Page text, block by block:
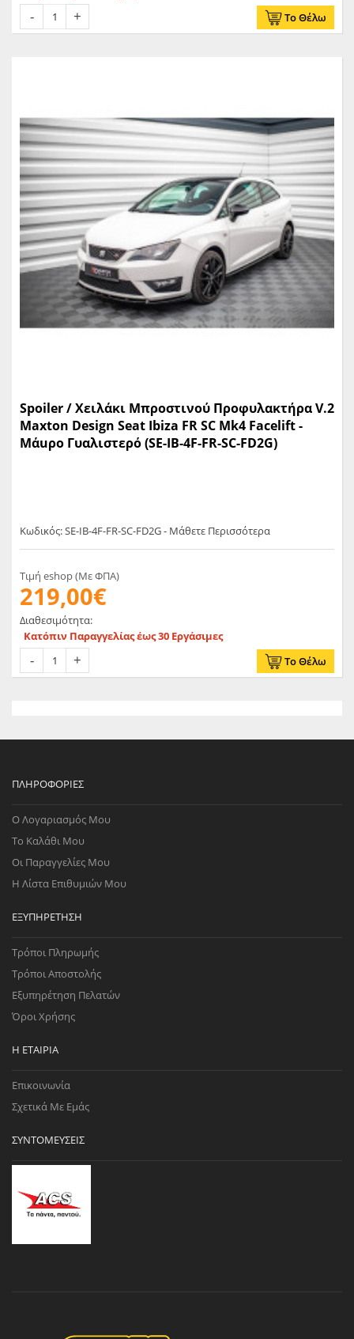
Το Θέλω
Spoiler / Χειλάκι Μπροστινού Προφυλακτήρα V.2
Maxton Design Seat Ibiza FR SC Mk4 Facelift -
Μάuρο Γυαλιστερό (SE-IB-4F-FR-SC-FD2G)
Κωδικός: SE-IB-4F-FR-SC-FD2G - Μάθετε Περισσότερα
Τιμή eshop (Με ΦΠΑ)
219,00€
Διαθεσιμότητα:
Κατόπιν Παραγγελίας έως 30 Εργάσιμες
Το Θέλω
ΠΛΗΡΟΦΟΡΊΕΣ
Ο Λογαριασμός Μου
Το Καλάθι Μου
Οι Παραγγελίες Μου
Η Λίστα Επιθυμιών Μου
ΕΞΥΠΗΡΈΤΗΣΗ
Τρόποι Πληρωμής
Τρόποι Αποστολής
Εξυπηρέτηση Πελατών
Όροι Χρήσης
Η ΕΤΑΙΡΊΑ
Επικοινωνία
Σχετικά Με Εμάς
ΣΥΝΤΟΜΕΎΣΕΙΣ